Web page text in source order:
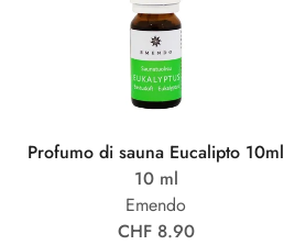
Profumo di sauna Eucalipto 10ml
10 ml
Emendo
CHF 8.90